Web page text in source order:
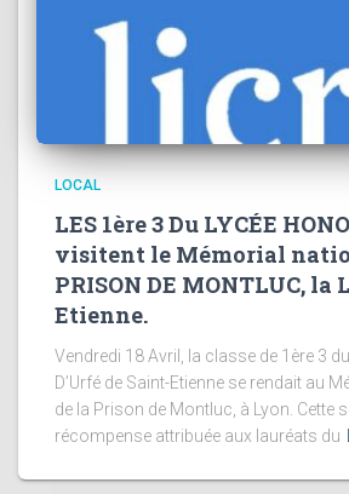
LOCAL
LES 1ère 3 Du LYCÉE
visitent le Mémorial
PRISON DE MONTLUC, la
Etienne.
Vendredi 18 Avril, la classe de 1ère 3
D’Urfé de Saint-Etienne se rendait au
de la Prison de Montluc, à Lyon. Cette
récompense attribuée aux lauréats du